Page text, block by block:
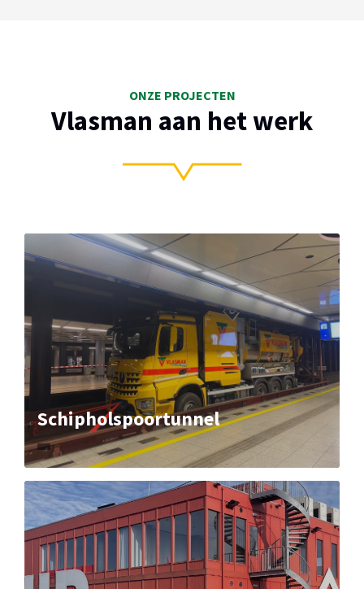
ONZE PROJECTEN
Vlasman aan het werk
Schipholspoortunnel